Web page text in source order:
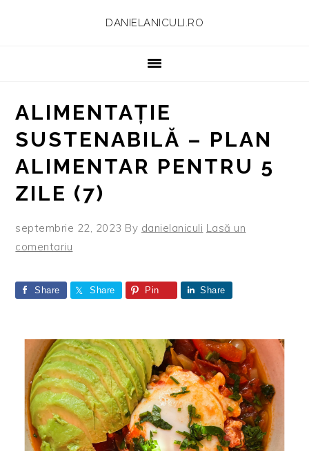
DANIELANICULI.RO
ALIMENTAȚIE
SUSTENABILĂ – PLAN
ALIMENTAR PENTRU 5
ZILE (7)
septembrie 22, 2023 By danielaniculi Lasă un
comentariu
Share Share Pin Share